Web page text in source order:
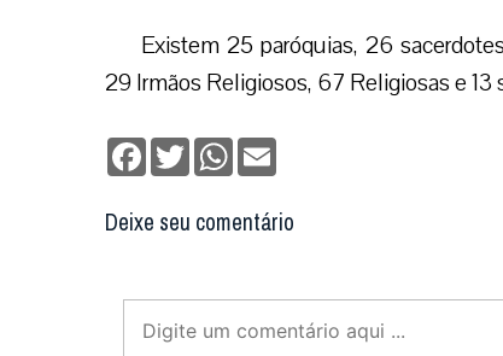
Existem 25 paróquias, 26
29 Irmãos Religiosos, 67 Religiosas e
Facebook
TwitterWhatsApp
Deixe seu comentário